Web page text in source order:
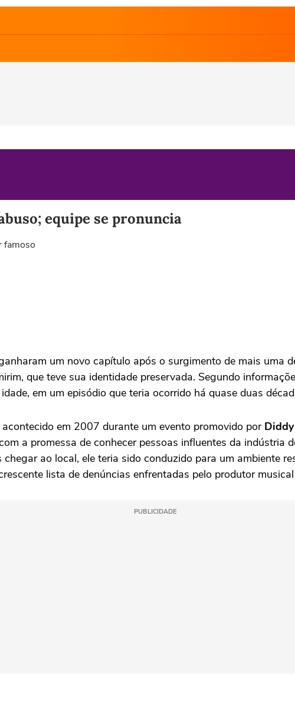
equipe se pronuncia
famoso
um novo capítulo após o surgimento de mais uma
que teve sua identidade preservada. Segundo
em um episódio que teria ocorrido há quase duas
em 2007 durante um evento promovido por Diddy
a promessa de conhecer pessoas influentes da indústria
ao local, ele teria sido conduzido para um ambiente
lista de denúncias enfrentadas pelo produtor
PUBLICIDADE